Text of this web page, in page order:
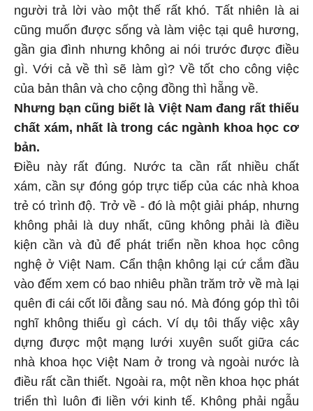
người trả lời vào một thế rất khó. Tất nhiên là ai
cũng muốn được sống và làm việc tại quê hương,
gần gia đình nhưng không ai nói trước được điều
gì. Với cả về thì sẽ làm gì? Về tốt cho công việc
của bản thân và cho cộng đồng thì hẵng về.
Nhưng bạn cũng biết là Việt Nam đang rất thiếu
chất xám, nhất là trong các ngành khoa học cơ
bản.
Điều này rất đúng. Nước ta cần rất nhiều chất
xám, cần sự đóng góp trực tiếp của các nhà khoa
trẻ có trình độ. Trở về - đó là một giải pháp, nhưng
không phải là duy nhất, cũng không phải là điều
kiện cần và đủ để phát triển nền khoa học công
nghệ ở Việt Nam. Cẩn thận không lại cứ cắm đầu
vào đếm xem có bao nhiêu phần trăm trở về mà lại
quên đi cái cốt lõi đằng sau nó. Mà đóng góp thì tôi
nghĩ không thiếu gì cách. Ví dụ tôi thấy việc xây
dựng được một mạng lưới xuyên suốt giữa các
nhà khoa học Việt Nam ở trong và ngoài nước là
điều rất cần thiết. Ngoài ra, một nền khoa học phát
triển thì luôn đi liền với kinh tế. Không phải ngẫu